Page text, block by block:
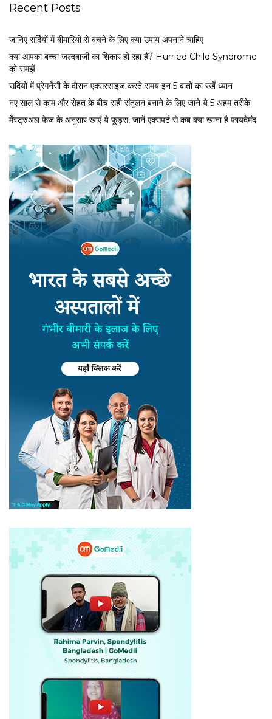
Recent Posts
जानिए सर्दियों में बीमारियों से बचने के लिए क्या उपाय अपनाने चाहिए
क्या आपका बच्चा जल्दबाज़ी का शिकार हो रहा है? Hurried Child Syndrome
को समझें
सर्द‍ियों में प्रेगनेंसी के दौरान एक्सरसाइज करते समय इन 5 बातों का रखें ध्यान
नए साल से काम और सेहत के बीच सही संतुलन बनाने के लिए जाने ये 5 अहम तरीके
मेंस्ट्रुअल फेज के अनुसार खाएं ये फूड्स, जानें एक्सपर्ट से कब क्या खाना है फायदेमंद